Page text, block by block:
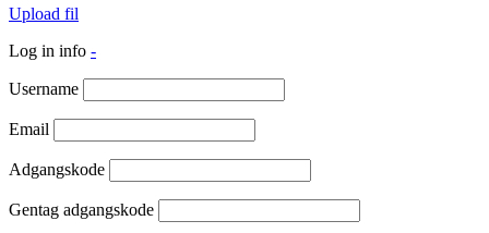
Upload fil
Log in info -
Username
Email
Adgangskode
Gentag adgangskode